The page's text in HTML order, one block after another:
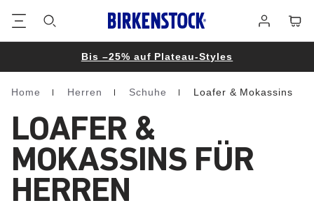
Bis –25% auf Plateau-Styles
Homepage
Home Herren Schuhe Loafer & Mokassins
LOAFER &
MOKASSINS FÜR
HERREN